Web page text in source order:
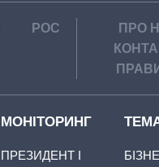
РОС
ПРО
МОНІТОРИНГ
ПРЕЗИДЕНТ І